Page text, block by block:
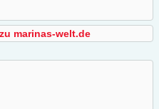
marinas-welt.de